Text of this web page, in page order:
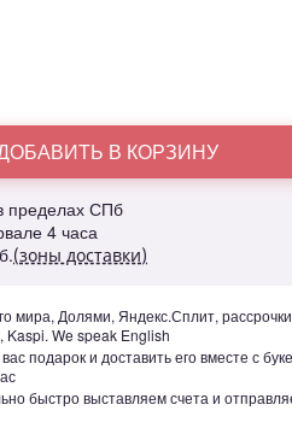
В КОРЗИНУ
пределах СПб
4 часа
(зоны доставки)
мира, Долями, Яндекс.Сплит,
Kaspi. We speak English
подарок и доставить его вместе с
быстро выставляем счета и